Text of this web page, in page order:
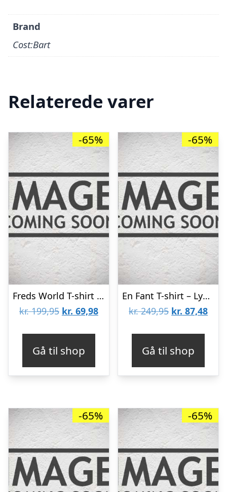
Brand
Cost:Bart
Relaterede varer
-65%
Freds World T-shirt – Blå m. Flodheste
kr.199,95 Den
kr. 199,95.
kr. 69,98Den
kr. 69,98.
Gå til shop
-65%
En Fant T-shirt – Lysgråmeleret m. Print
kr.249,95 Den
kr. 249,95.
kr. 87,48Den
kr.
Gå til shop
-65% -65%